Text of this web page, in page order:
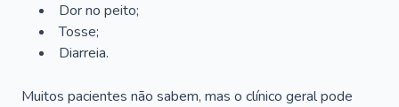
Dor no peito;
Tosse;
Diarreia.
Muitos pacientes não sabem, mas o clínico geral pode